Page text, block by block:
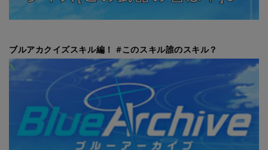
ブルアカクイズスキル編！ #このスキル誰のスキル？